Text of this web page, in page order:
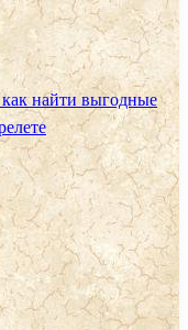
найти выгодные